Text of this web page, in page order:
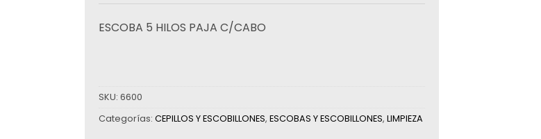
ESCOBA 5 HILOS PAJA C/CABO
SKU: 6600
Categorías: CEPILLOS Y ESCOBILLONES, ESCOBAS Y ESCOBILLONES, LIMPIEZA